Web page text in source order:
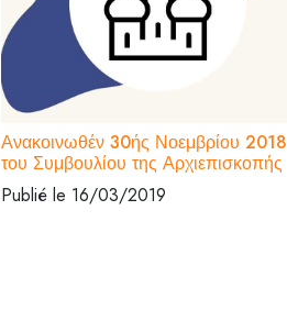
Ανακοινωθέν 30ής Νοεμβρίου 2018
του Συμβουλίου της Αρχιεπισκοπής
Publié le 16/03/2019